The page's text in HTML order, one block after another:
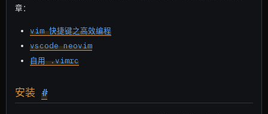
章：
vim 快捷键之高效编程
vscode neovim
自用 .vimrc
安装 #